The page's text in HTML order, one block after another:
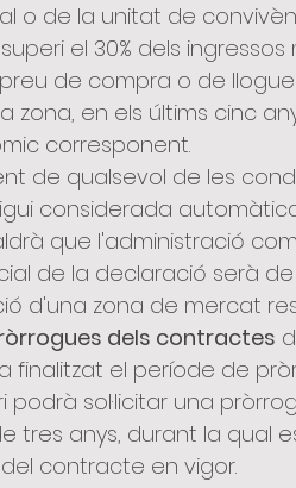
o de la unitat de
el 30% dels ingressos
de compra o de
zona, en els últims cinc
corresponent.
de qualsevol de les
considerada
que l'administració
de la declaració serà
d'una zona de mercat
dels contractes
finalitzat el període de
podrà sol·licitar una
tres anys, durant la qual
contracte en vigor.